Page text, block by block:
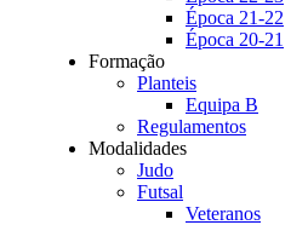
Época 21-22
Época 20-21
Formação
Planteis
Equipa B
Regulamentos
Modalidades
Judo
Futsal
Veteranos